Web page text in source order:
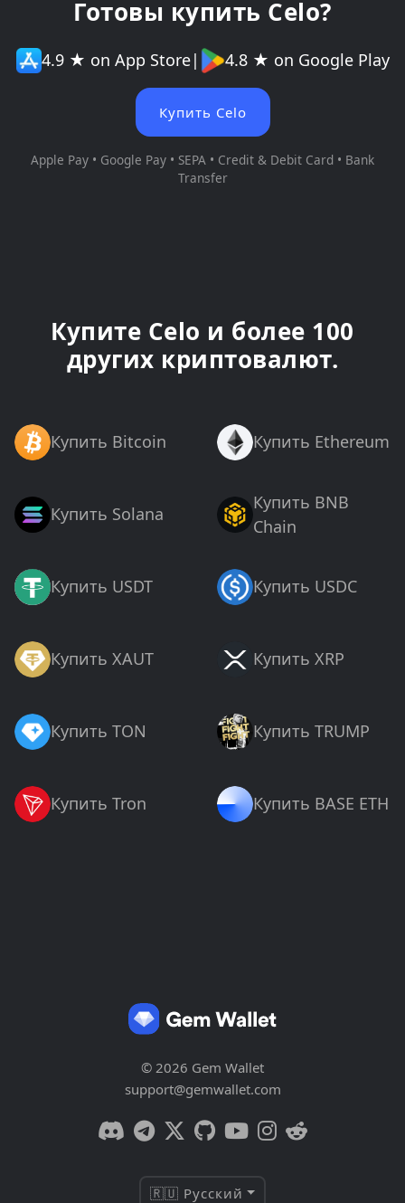
Готовы купить Celo?
4.9 ★ on App Store| 4.8 ★ on Google Play
Купить Celo
Apple Pay • Google Pay • SEPA • Credit & Debit Card • Bank
Transfer
Купите Celo и более 100
других криптовалют.
Купить Bitcoin Купить Ethereum
Купить Solana
Купить BNB
Chain
Купить USDT Купить USDC
Купить XAUT Купить XRP
Купить TON Купить TRUMP
Купить Tron Купить BASE ETH
© 2026 Gem Wallet
support@gemwallet.com
🇷🇺 Русский